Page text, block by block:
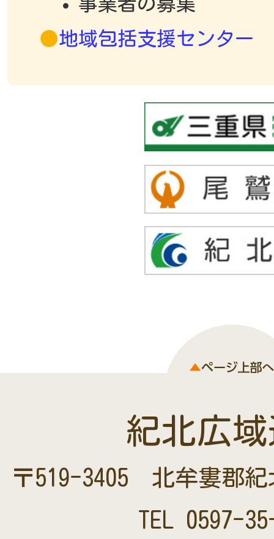
地域包括支援センター
紀北広
〒519-3405 北牟婁郡紀
TEL 0597-